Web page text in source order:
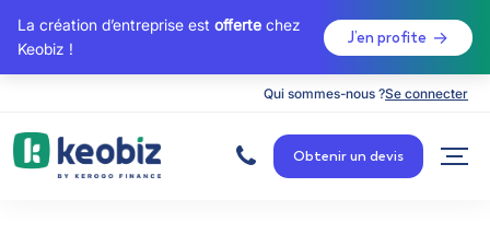
La création d’entreprise est offerte chez
Keobiz !
J’en profite
Qui sommes-nous ?Se connecter
c
c
u
Obtenir un devis